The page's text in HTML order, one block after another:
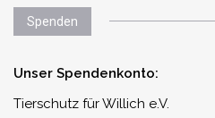
Spenden
Unser Spendenkonto:
Tierschutz für Willich e.V.